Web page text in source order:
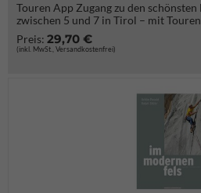
Touren App Zugang zu den
zwischen 5 und 7 in Tirol – mit
Preis: 29,70 €
(inkl. MwSt., Versandkostenfrei)